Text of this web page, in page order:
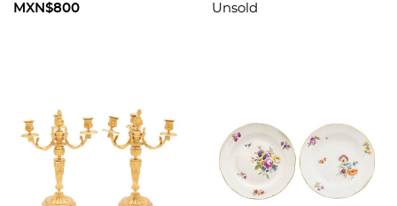
orgánicos y florales.
MXN$800
Unsold